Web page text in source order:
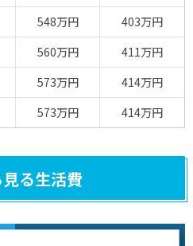
548万円
403万円
560万円
411万円
573万円
414万円
573万円 414万円
る生活費